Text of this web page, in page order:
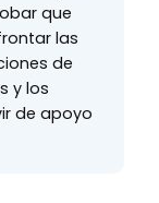
que
las
de
y los
de apoyo